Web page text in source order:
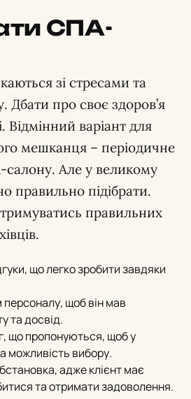
СПА-
зі стресами та
Дбати про своє здоров’я
Відмінний варіант для
мешканця – періодичне
салону. Але у великому
правильно підібрати.
правильних
що легко зробити завдяки
персоналу, щоб він мав
та досвід.
що пропонуються, щоб у
можливість вибору.
адже клієнт має
та отримати задоволення.